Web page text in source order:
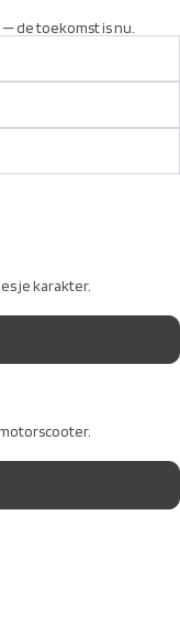
de toekomst is nu.
je karakter.